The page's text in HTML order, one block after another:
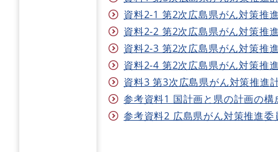
資料2-1 第2次広島県がん対策推
資料2-2 第2次広島県がん対策推
資料2-3 第2次広島県がん対策推
資料2-4 第2次広島県がん対策推
資料3 第3次広島県がん対策推進
参考資料1 国計画と県の計画の構
参考資料2 広島県がん対策推進